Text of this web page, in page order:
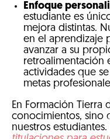
Enfoque
estudiante es
mejora distintas.
en el aprendizaje
avanzar a su
retroalimentación
actividades que
metas
En Formación Tierra
conocimientos, sino
nuestros